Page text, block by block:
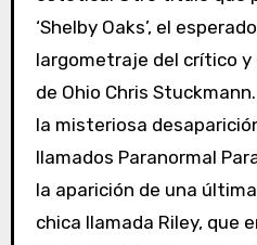
‘Shelby Oaks’, el
largometraje del crítico
de Ohio Chris
la misteriosa
llamados Paranormal
la aparición de una
chica llamada Riley, que